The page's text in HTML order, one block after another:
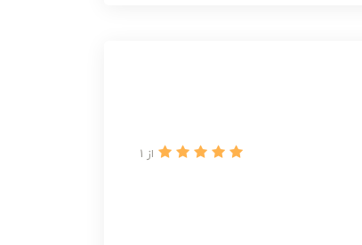
از 1